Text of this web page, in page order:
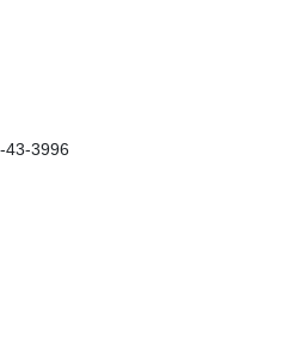
43-3996